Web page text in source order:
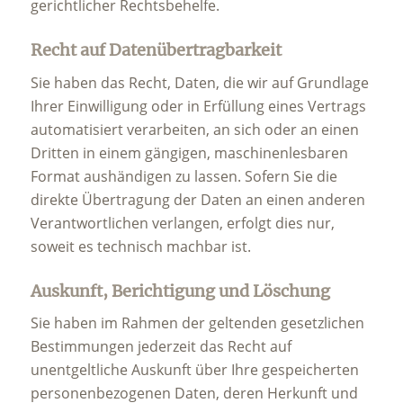
gerichtlicher Rechtsbehelfe.
Recht auf Daten­übertrag­barkeit
Sie haben das Recht, Daten, die wir auf Grundlage
Ihrer Einwilligung oder in Erfüllung eines Vertrags
automatisiert verarbeiten, an sich oder an einen
Dritten in einem gängigen, maschinenlesbaren
Format aushändigen zu lassen. Sofern Sie die
direkte Übertragung der Daten an einen anderen
Verantwortlichen verlangen, erfolgt dies nur,
soweit es technisch machbar ist.
Auskunft, Berichtigung und Löschung
Sie haben im Rahmen der geltenden gesetzlichen
Bestimmungen jederzeit das Recht auf
unentgeltliche Auskunft über Ihre gespeicherten
personenbezogenen Daten, deren Herkunft und